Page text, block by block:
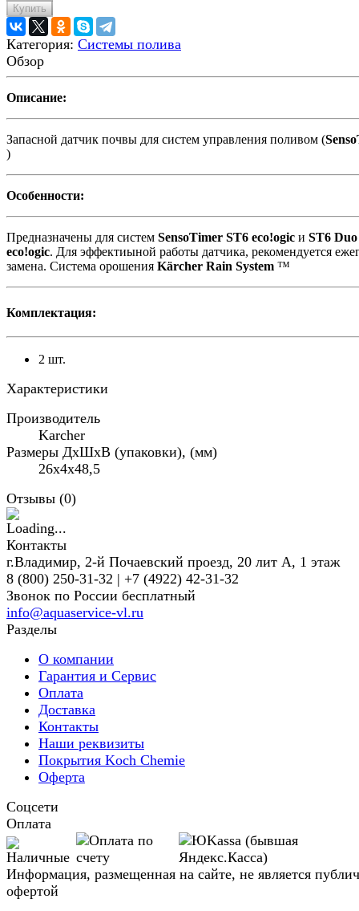
Купить
Категория: Системы полива
Обзор
Описание:
Запасной датчик почвы для систем управления поливом (
)
Особенности:
Предназначены для систем SensoTimer ST6 eco!ogic и ST6 Duo
eco!ogic. Для эффектиыной работы датчика, рекомендуется
замена. Система орошения Kärcher Rain System ™
Комплектация:
2 шт.
Характеристики
Производитель
Karcher
Размеры ДхШхВ (упаковки), (мм)
26x4x48,5
Отзывы (0)
Контакты
г.Владимир, 2-й Почаевский проезд, 20 лит А, 1 этаж
8 (800) 250-31-32 | +7 (4922) 42-31-32
Звонок по России бесплатный
info@aquaservice-vl.ru
Разделы
О компании
Гарантия и Сервис
Оплата
Доставка
Контакты
Наши реквизиты
Покрытия Koch Chemie
Оферта
Соцсети
Оплата
Информация, размещенная на сайте, не является
офертой